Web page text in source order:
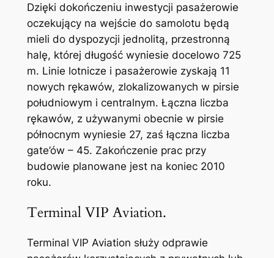
Dzięki dokończeniu inwestycji pasażerowie
oczekujący na wejście do samolotu będą
mieli do dyspozycji jednolitą, przestronną
halę, której długość wyniesie docelowo 725
m. Linie lotnicze i pasażerowie zyskają 11
nowych rękawów, zlokalizowanych w pirsie
południowym i centralnym. Łączna liczba
rękawów, z używanymi obecnie w pirsie
północnym wyniesie 27, zaś łączna liczba
gate’ów – 45. Zakończenie prac przy
budowie planowane jest na koniec 2010
roku.
Terminal VIP Aviation.
Terminal VIP Aviation służy odprawie